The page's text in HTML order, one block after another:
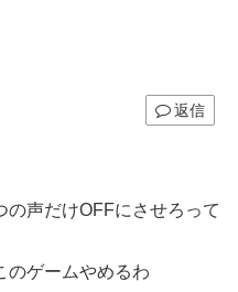
返信
の声だけOFFにさせろって
のゲームやめるわ